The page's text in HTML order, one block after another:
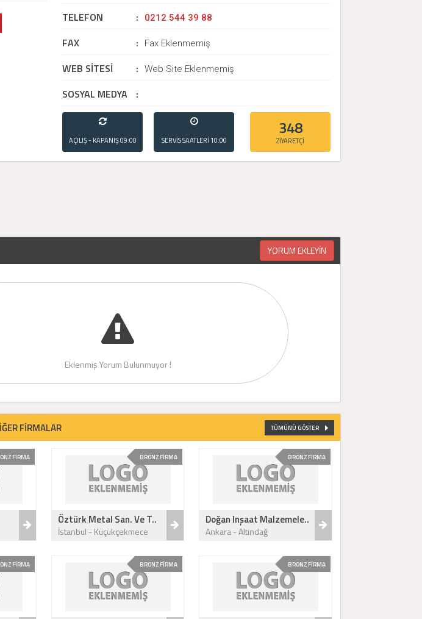
TELEFON : 0212 544 39 88
FAX : Fax Eklenmemiş
WEB SİTESİ : Web Site Eklenmemiş
SOSYAL MEDYA :
AÇILIŞ - KAPANIŞ09:00
- 21:00
SERVİS SAATLERİ 10:00
- 20:00
348
ZİYARETÇİ
YORUM EKLEYİN
Eklenmiş Yorum Bulunmuyor !
FİRMALAR TÜMÜNÜ GÖSTER
FİRMA BRONZ FİRMA
Öztürk Metal San. Ve T..
İstanbul - Küçükçekmece
BRONZ FİRMA
Doğan Inşaat Malzemele..
Ankara - Altındağ
FİRMA BRONZ FİRMA BRONZ FİRMA